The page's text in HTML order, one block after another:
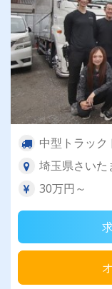
中型トラック
埼玉県さいた
30万円～